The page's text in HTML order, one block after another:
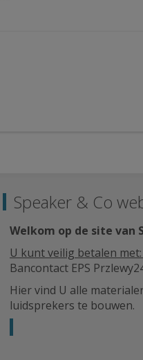
Speaker & Co
Welkom op de site van
U kunt veilig betalen met:
Bancontact EPS
Hier vind U alle
luidsprekers te bouwen.